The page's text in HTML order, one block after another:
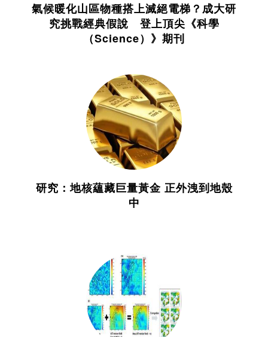
氣候暖化山區物種搭上滅絕電梯？成大研
究挑戰經典假說 登上頂尖《科學
（Science）》期刊
研究：地核蘊藏巨量黃金 正外洩到地殼
中